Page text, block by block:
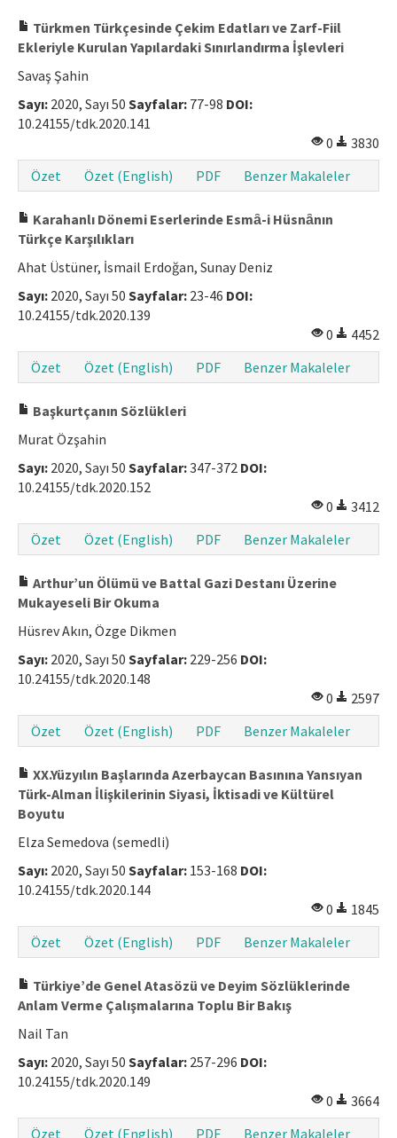
Türkmen Türkçesinde Çekim Edatları ve Zarf-Fiil
Ekleriyle Kurulan Yapılardaki Sınırlandırma İşlevleri
Savaş Şahin
Sayı: 2020, Sayı 50 Sayfalar: 77-98 DOI:
10.24155/tdk.2020.141
0
3830
Özet
Özet (English) PDF Benzer Makaleler
Karahanlı Dönemi Eserlerinde Esmȃ-i Hüsnȃnın
Türkçe Karşılıkları
Ahat Üstüner, İsmail Erdoğan, Sunay Deniz
Sayı: 2020, Sayı 50 Sayfalar: 23-46 DOI:
10.24155/tdk.2020.139
0
4452
Özet
Özet (English) PDF Benzer Makaleler
Başkurtçanın Sözlükleri
Murat Özşahin
Sayı: 2020, Sayı 50 Sayfalar:347-372 DOI:
10.24155/tdk.2020.152
0
3412
Özet
Özet (English) PDF Benzer Makaleler
Arthur’un Ölümü ve Battal Gazi Destanı Üzerine
Mukayeseli Bir Okuma
Hüsrev Akın, Özge Dikmen
Sayı: 2020, Sayı 50 Sayfalar: 229-256 DOI:
10.24155/tdk.2020.148
0
2597
Özet
Özet (English) PDF Benzer Makaleler
XX.Yüzyılın Başlarında Azerbaycan Basınına Yansıyan
Türk-Alman İlişkilerinin Siyasi, İktisadi ve Kültürel
Boyutu
Elza Semedova (semedli)
Sayı: 2020, Sayı 50 Sayfalar: 153-168 DOI:
10.24155/tdk.2020.144
0
1845
Özet
Özet (English) PDF Benzer Makaleler
Türkiye’de Genel Atasözü ve Deyim Sözlüklerinde
Anlam Verme Çalışmalarına Toplu Bir Bakış
Nail Tan
Sayı: 2020, Sayı 50 Sayfalar: 257-296 DOI:
10.24155/tdk.2020.149
0
3664
Özet
Özet (English) PDF Benzer Makaleler